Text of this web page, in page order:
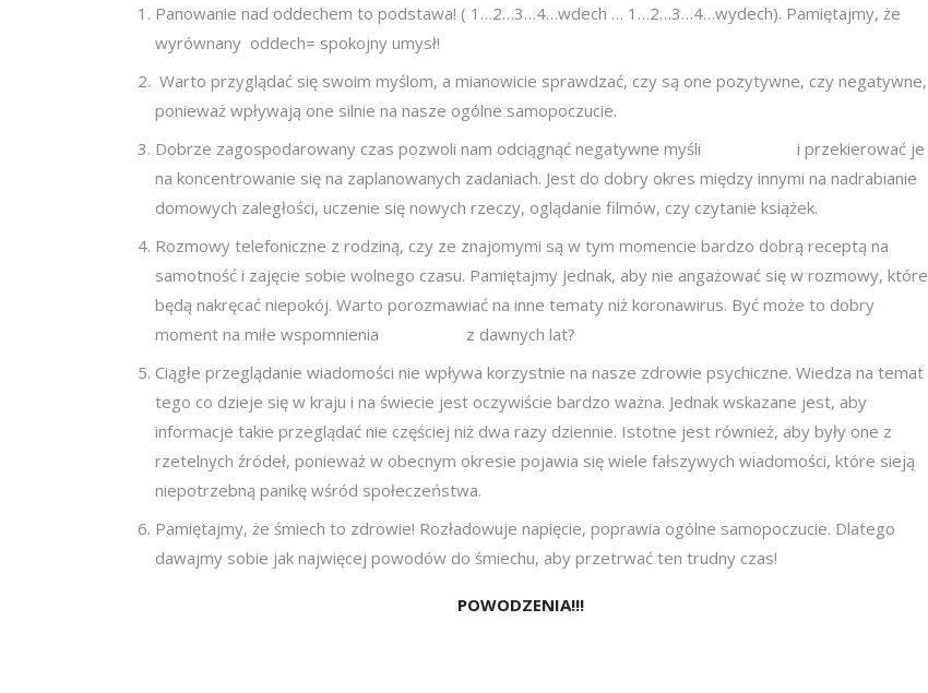
Panowanie nad oddechem to podstawa! ( 1…2…3…4…wdech … 1…2…3…4…wydech). Pamiętajmy, że
wyrównany oddech= spokojny umysł!
Warto przyglądać się swoim myślom, a mianowicie sprawdzać, czy są one pozytywne, czy negatywne,
ponieważ wpływają one silnie na nasze ogólne samopoczucie.
Dobrze zagospodarowany czas pozwoli nam odciągnąć negatywne myśli i przekierować je
na koncentrowanie się na zaplanowanych zadaniach. Jest do dobry okres między innymi na nadrabianie
domowych zaległości, uczenie się nowych rzeczy, oglądanie filmów, czy czytanie książek.
Rozmowy telefoniczne z rodziną, czy ze znajomymi są w tym momencie bardzo dobrą receptą na
samotność i zajęcie sobie wolnego czasu. Pamiętajmy jednak, aby nie angażować się w rozmowy, które
będą nakręcać niepokój. Warto porozmawiać na inne tematy niż koronawirus. Być może to dobry
moment na miłe wspomnienia z dawnych lat?
Ciągłe przeglądanie wiadomości nie wpływa korzystnie na nasze zdrowie psychiczne. Wiedza na temat
tego co dzieje się w kraju i na świecie jest oczywiście bardzo ważna. Jednak wskazane jest, aby
informacje takie przeglądać nie częściej niż dwa razy dziennie. Istotne jest również, aby były one z
rzetelnych źródeł, ponieważ w obecnym okresie pojawia się wiele fałszywych wiadomości, które sieją
niepotrzebną panikę wśród społeczeństwa.
Pamiętajmy, że śmiech to zdrowie! Rozładowuje napięcie, poprawia ogólne samopoczucie. Dlatego
dawajmy sobie jak najwięcej powodów do śmiechu, aby przetrwać ten trudny czas!
POWODZENIA!!!